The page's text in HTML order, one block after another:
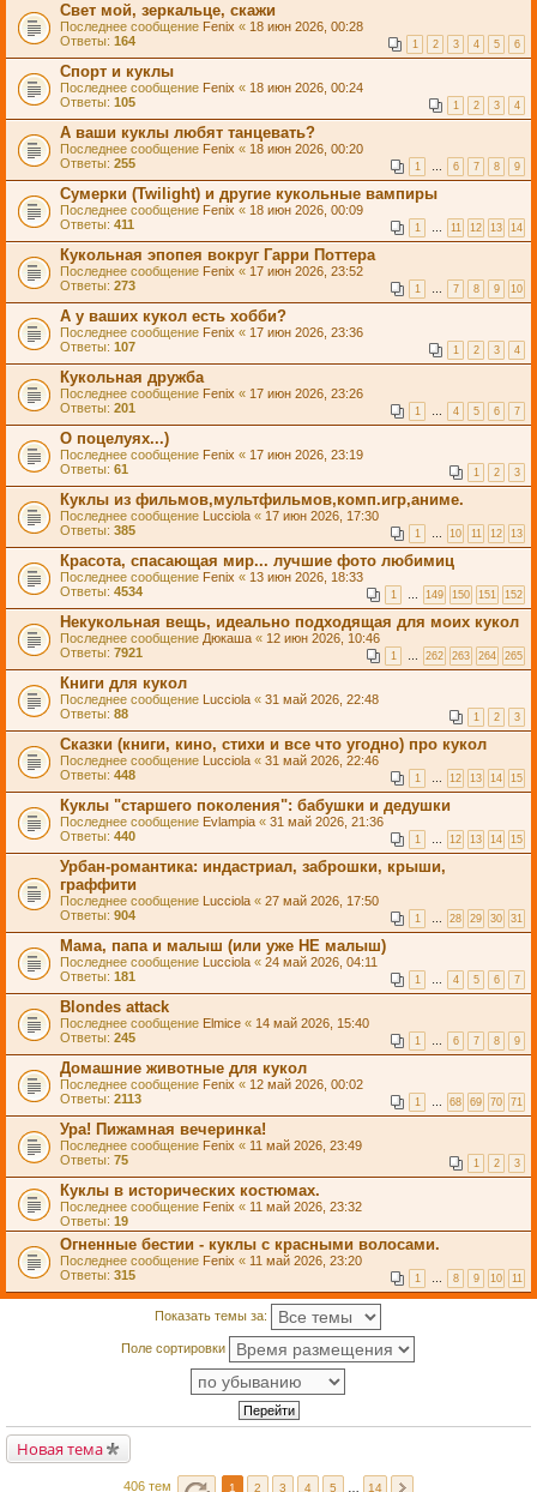
Свет мой, зеркальце, скажи
Последнее сообщение Fenix « 18 июн 2026, 00:28
Ответы: 164 1 2 3 4 5 6
Спорт и куклы
Последнее сообщение Fenix « 18 июн 2026, 00:24
Ответы: 105 1 2 3 4
А ваши куклы любят танцевать?
Последнее сообщение Fenix « 18 июн 2026, 00:20
Ответы: 255 1 … 6 7 8 9
Сумерки (Twilight) и другие кукольные вампиры
Последнее сообщение Fenix « 18 июн 2026, 00:09
Ответы: 411 1 … 11 12 13 14
Кукольная эпопея вокруг Гарри Поттера
Последнее сообщение Fenix « 17 июн 2026, 23:52
Ответы: 273 1 … 7 8 9 10
А у ваших кукол есть хобби?
Последнее сообщение Fenix « 17 июн 2026, 23:36
Ответы: 107 1 2 3 4
Кукольная дружба
Последнее сообщение Fenix « 17 июн 2026, 23:26
Ответы: 201 1 … 4 5 6 7
О поцелуях...)
Последнее сообщение Fenix « 17 июн 2026, 23:19
Ответы: 61 1 2 3
Куклы из фильмов,мультфильмов,комп.игр,аниме.
Последнее сообщение Lucciola « 17 июн 2026, 17:30
Ответы: 385 1 … 10 11 12 13
Красота, спасающая мир... лучшие фото любимиц
Последнее сообщение Fenix « 13 июн 2026, 18:33
Ответы: 4534 1 … 149 150 151 152
Некукольная вещь, идеально подходящая для моих кукол
Последнее сообщение Дюкаша « 12 июн 2026, 10:46
Ответы: 7921 1 … 262 263 264 265
Книги для кукол
Последнее сообщение Lucciola « 31 май 2026, 22:48
Ответы: 88 1 2 3
Сказки (книги, кино, стихи и все что угодно) про кукол
Последнее сообщение Lucciola « 31 май 2026, 22:46
Ответы: 448 1 … 12 13 14 15
Куклы "старшего поколения": бабушки и дедушки
Последнее сообщение Evlampia « 31 май 2026, 21:36
Ответы: 440 1 … 12 13 14 15
Урбан-романтика: индастриал, заброшки, крыши,
граффити
Последнее сообщение Lucciola « 27 май 2026, 17:50
Ответы: 904 1 … 28 29 30 31
Мама, папа и малыш (или уже НЕ малыш)
Последнее сообщение Lucciola « 24 май 2026, 04:11
Ответы: 181 1 … 4 5 6 7
Blondes attack
Последнее сообщение Elmice « 14 май 2026, 15:40
Ответы: 245 1 … 6 7 8 9
Домашние животные для кукол
Последнее сообщение Fenix « 12 май 2026, 00:02
Ответы: 2113 1 … 68 69 70 71
Ура! Пижамная вечеринка!
Последнее сообщение Fenix « 11 май 2026, 23:49
Ответы: 75 1 2 3
Куклы в исторических костюмах.
Последнее сообщение Fenix « 11 май 2026, 23:32
Ответы: 19
Огненные бестии - куклы с красными волосами.
Последнее сообщение Fenix « 11 май 2026, 23:20
Ответы: 315 1 … 8 9 10 11
Показать темы за:
Поле сортировки
Новая тема
406 тем 1 2 3 4 5 14